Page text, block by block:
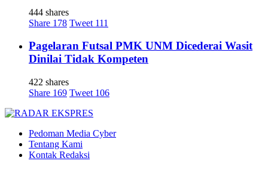
444 shares
Share 178 Tweet 111
Pagelaran Futsal PMK UNM Dicederai Wasit
Dinilai Tidak Kompeten
422 shares
Share 169 Tweet 106
Pedoman Media Cyber
Tentang Kami
Kontak Redaksi